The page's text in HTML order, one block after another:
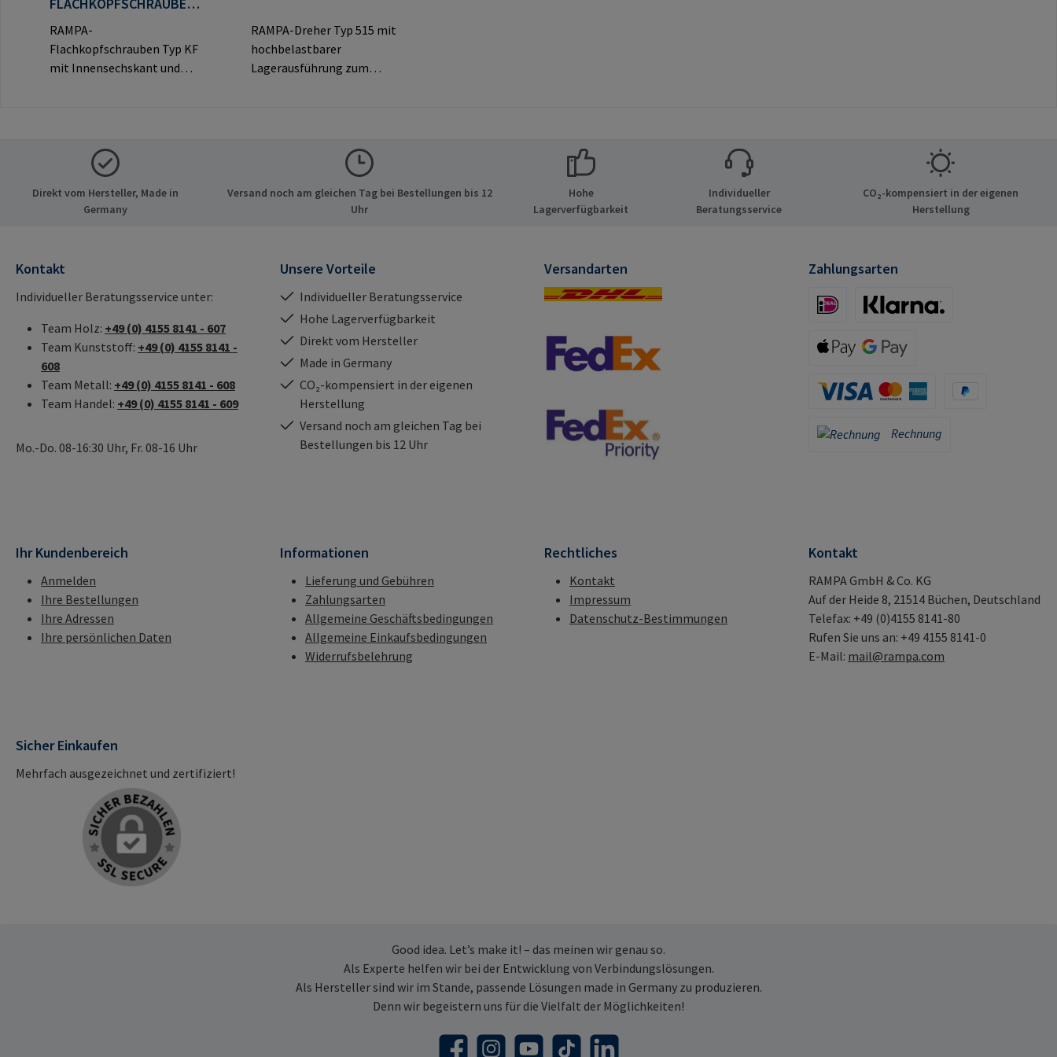
FLACHKOPFSCHRAUBEN
RAMPA-
Flachkopfschrauben Typ KF
mit Innensechskant und
& Co. KG Auf der Heide 8
21514 Büchen Deutschland
E-Mail: mail@rampa.com
RAMPA-Dreher Typ 515 mit
hochbelastbarer
Lagerausführung zum
RAMPA-Muffen zu
verwenden.Herstellerinfor
mationen: RAMPA GmbH &
Direkt vom Hersteller, Made in
Germany
Versand noch am gleichen Tag bei Bestellungen bis 12
Uhr
Hohe
Lagerverfügbarkeit
Individueller
Beratungsservice
CO₂-kompensiert in der eigenen
Herstellung
Kontakt
Individueller Beratungsservice unter:
Team Holz: +49 (0) 4155 8141 - 607
Team Kunststoff: +49 (0) 4155 8141 -
608
Team Metall: +49 (0) 4155 8141 - 608
Team Handel: +49 (0) 4155 8141 - 609
Mo.-Do. 08-16:30 Uhr, Fr. 08-16 Uhr
Unsere Vorteile
Individueller Beratungsservice
Hohe Lagerverfügbarkeit
Direkt vom Hersteller
Made in Germany
CO₂-kompensiert in der eigenen
Herstellung
Versand noch am gleichen Tag bei
Bestellungen bis 12 Uhr
Versandarten Zahlungsarten
Rechnung
Rechnung
Ihr Kundenbereich
Anmelden
Ihre Bestellungen
Ihre Adressen
Ihre persönlichen Daten
Informationen
Lieferung und Gebühren
Zahlungsarten
Allgemeine Geschäftsbedingungen
Allgemeine Einkaufsbedingungen
Widerrufsbelehrung
Rechtliches
Kontakt
Impressum
Datenschutz-Bestimmungen
Kontakt
RAMPA GmbH & Co. KG
Auf der Heide 8, 21514 Büchen, Deutschland
Telefax: +49 (0)4155 8141-80
Rufen Sie uns an: +49 4155 8141-0
E-Mail: mail@rampa.com
Sicher Einkaufen
Mehrfach ausgezeichnet und zertifiziert!
Good idea. Let’s make it! – das meinen wir genau so.
Als Experte helfen wir bei der Entwicklung von Verbindungslösungen.
Als Hersteller sind wir im Stande, passende Lösungen made in Germany zu produzieren.
Denn wir begeistern uns für die Vielfalt der Möglichkeiten!